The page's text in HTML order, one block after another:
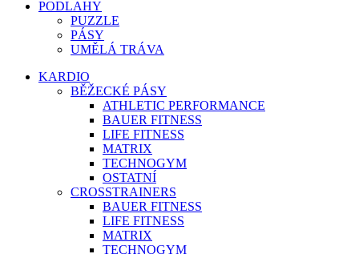
PODLAHY
PUZZLE
PÁSY
UMĚLÁ TRÁVA
KARDIO
BĚŽECKÉ PÁSY
ATHLETIC PERFORMANCE
BAUER FITNESS
LIFE FITNESS
MATRIX
TECHNOGYM
OSTATNÍ
CROSSTRAINERS
BAUER FITNESS
LIFE FITNESS
MATRIX
TECHNOGYM